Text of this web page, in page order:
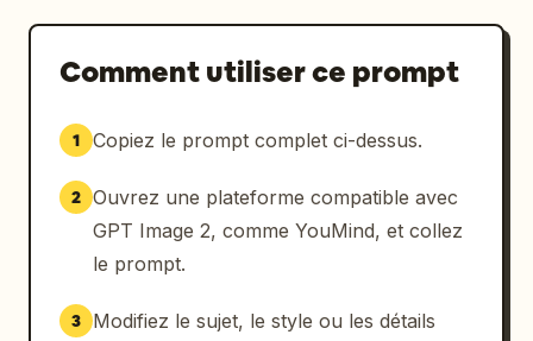
Comment utiliser ce prompt
1 Copiez le prompt complet ci-dessus.
2 Ouvrez une plateforme compatible avec
GPT Image 2, comme YouMind, et collez
le prompt.
3
Modifiez le sujet, le style ou les détails